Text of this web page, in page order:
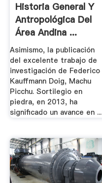
Historia General Y
Antropológica Del
Área Andina ...
Asimismo, la publicación
del excelente trabajo de
investigación de Federico
Kauffmann Doig, Machu
Picchu. Sortilegio en
piedra, en 2013, ha
significado un avance en ...